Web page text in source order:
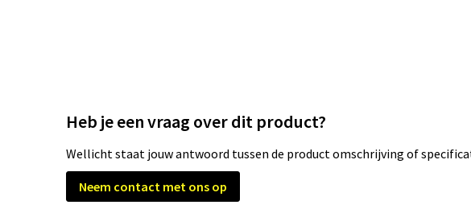
Heb je een vraag over dit product?
Wellicht staat jouw antwoord tussen de product omschrijving of
Neem contact met ons op